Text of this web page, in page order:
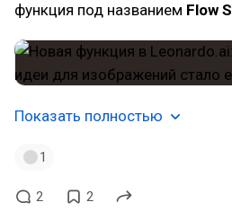
функция под названием Flow
Показать полностью
1
2 2